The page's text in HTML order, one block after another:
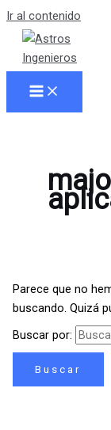
Ir al contenido
Parece que no
buscando. Quizá
Buscar por: